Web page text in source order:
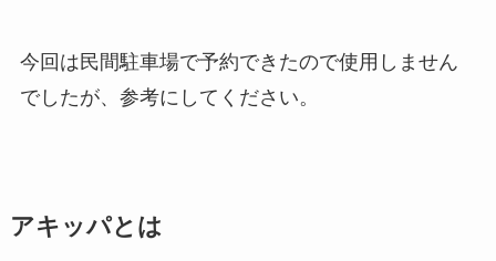
今回は民間駐車場で予約できたので使用しません
でしたが、参考にしてください。
アキッパとは